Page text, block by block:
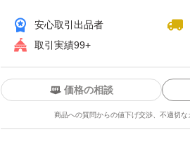
安心取引出品者
取引実績99+
価格の相談
商品への質問からの値下げ交渉、不適切